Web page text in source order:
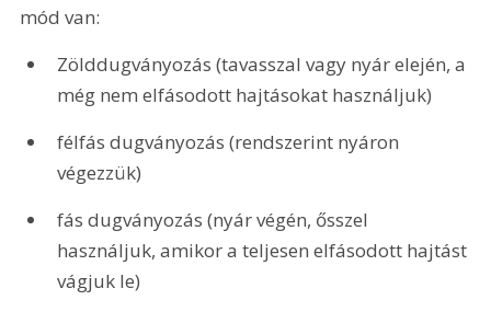
mód van:
Zölddugványozás (tavasszal vagy nyár elején, a
még nem elfásodott hajtásokat használjuk)
félfás dugványozás (rendszerint nyáron
végezzük)
fás dugványozás (nyár végén, ősszel
használjuk, amikor a teljesen elfásodott hajtást
vágjuk le)